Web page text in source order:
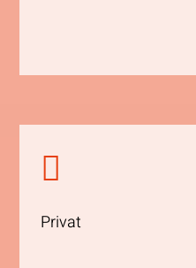

Privat